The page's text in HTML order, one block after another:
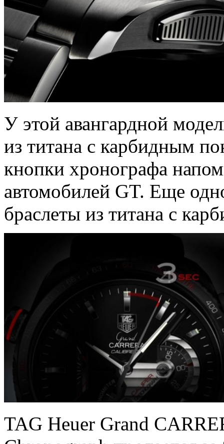
У этой авангардной
из титана c карбидным
кнопки хронографа
автомобилей GT. Еще
браслеты из титана с
TAG Heuer Grand